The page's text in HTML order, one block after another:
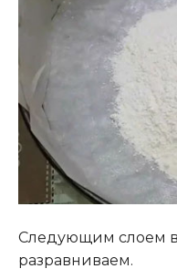
Следующим слоем
разравниваем.